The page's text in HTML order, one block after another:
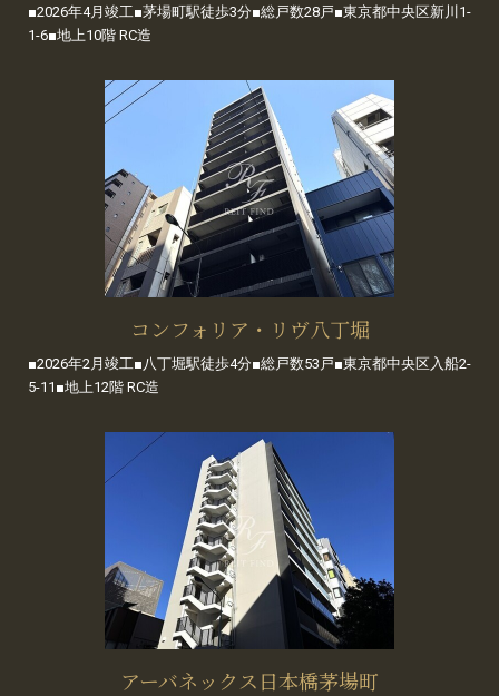
■2026年4月竣工■茅場町駅徒歩3分■総戸数28戸■東京都中央区新川1-
1-6■地上10階 RC造
コンフォリア・リヴ八丁堀
■2026年2月竣工■八丁堀駅徒歩4分■総戸数53戸■東京都中央区入船2-
5-11■地上12階 RC造
アーバネックス日本橋茅場町